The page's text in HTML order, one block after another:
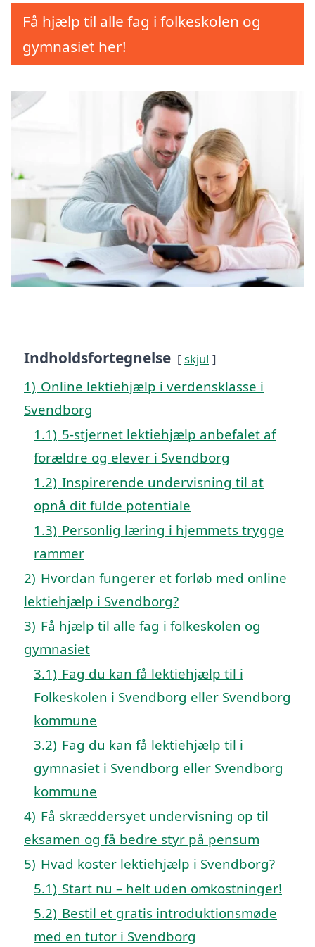
Få hjælp til alle fag i folkeskolen og
gymnasiet her!
Indholdsfortegnelse skjul
1) Online lektiehjælp i verdensklasse i
Svendborg
1.1) 5-stjernet lektiehjælp anbefalet af
forældre og elever i Svendborg
1.2) Inspirerende undervisning til at
opnå dit fulde potentiale
1.3) Personlig læring i hjemmets trygge
rammer
2) Hvordan fungerer et forløb med online
lektiehjælp i Svendborg?
3) Få hjælp til alle fag i folkeskolen og
gymnasiet
3.1) Fag du kan få lektiehjælp til i
Folkeskolen i Svendborg eller Svendborg
kommune
3.2) Fag du kan få lektiehjælp til i
gymnasiet i Svendborg eller Svendborg
kommune
4) Få skræddersyet undervisning op til
eksamen og få bedre styr på pensum
5) Hvad koster lektiehjælp i Svendborg?
5.1) Start nu – helt uden omkostninger!
5.2) Bestil et gratis introduktionsmøde
med en tutor i Svendborg